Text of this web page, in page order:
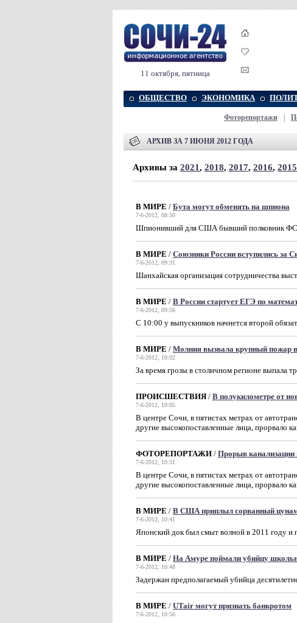
11 октября, пятница
ОБЩЕСТВО ЭКОНОМИКА
Фоторепортажи
АРХИВ ЗА 7 ИЮНЯ 2012 ГОДА
Архивы за 2021, 2018, 2017, 2016, 2015
В МИРЕ / Бута могут обменять на шпиона
7-6-2012, 08:50
Шпионивший для США бывший полковник ФСБ
В МИРЕ / Союзники России вступились за
7-6-2012, 09:31
Шанхайская организация сотрудничества
В МИРЕ / В России стартует ЕГЭ по
7-6-2012, 09:56
С 10:00 у выпускников начнется второй
В МИРЕ / Молния вызвала крупный пожар
7-6-2012, 10:02
За время грозы в столичном регионе выпала
ПРОИСШЕСТВИЯ / В полукилометре от
7-6-2012, 10:05
В центре Сочи, в пятистах метрах от
другие высокопоставленные лица, прорвало
ФОТОРЕПОРТАЖИ / Прорыв канализации
7-6-2012, 10:31
В центре Сочи, в пятистах метрах от
другие высокопоставленные лица, прорвало
В МИРЕ / В США приплыл сорванный
7-6-2012, 10:41
Японский док был смыт волной в 2011 году и
В МИРЕ / На Амуре поймали убийцу
7-6-2012, 10:48
Задержан предполагаемый убийца
В МИРЕ / UTair могут признать банкротом
7-6-2012, 10:56